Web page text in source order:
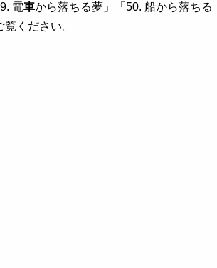
電車から落ちる夢」「50. 船から落ちる
ください。